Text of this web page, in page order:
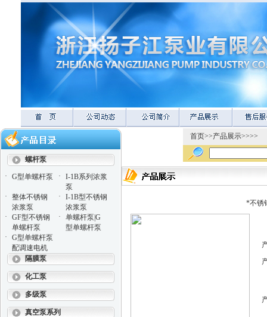
螺杆泵
·
G型单螺杆泵 ·
I-1B系列浓浆
泵
·
整体不锈钢
浓浆泵
·
I-1B型不锈钢
浓浆泵
·
GF型不锈钢
单螺杆泵
·
单螺杆泵|G
型单螺杆泵
·
G型单螺杆泵
配调速电机
隔膜泵
化工泵
多级泵
真空泵系列
首页>>产品展示>>>>
*不锈